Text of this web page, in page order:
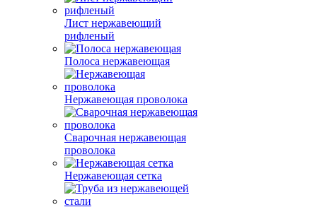
Лист нержавеющий
рифленый
Полоса нержавеющая
Нержавеющая проволока
Сварочная нержавеющая
проволока
Нержавеющая сетка